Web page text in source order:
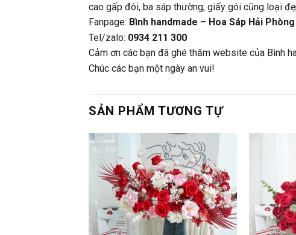
cao gấp đôi, ba sáp thường; giấy gói cũng loại
Fanpage: Bình handmade – Hoa Sáp Hải Phòng
Tel/zalo: 0934 211 300
Cảm ơn các bạn đã ghé thăm website của Bình
Chúc các bạn một ngày an vui!
SẢN PHẨM TƯƠNG TỰ